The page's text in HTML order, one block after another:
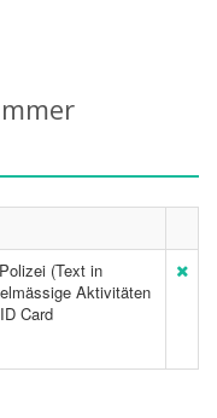
(Text in
Aktivitäten
Card